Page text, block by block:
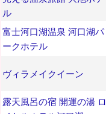
ル
富士河口湖温泉 河口湖パ
ークホテル
ヴィラメイクイーン
露天風呂の宿 開運の湯 ロ